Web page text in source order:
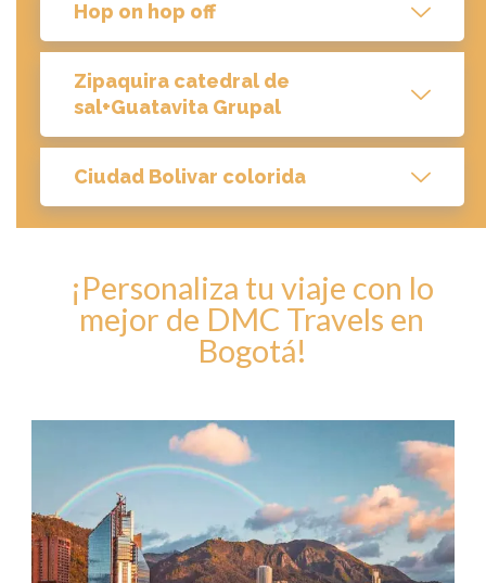
Hop on hop off
Zipaquira catedral de
sal+Guatavita Grupal
Ciudad Bolivar colorida
¡Personaliza tu viaje con lo
mejor de DMC Travels en
Bogotá!